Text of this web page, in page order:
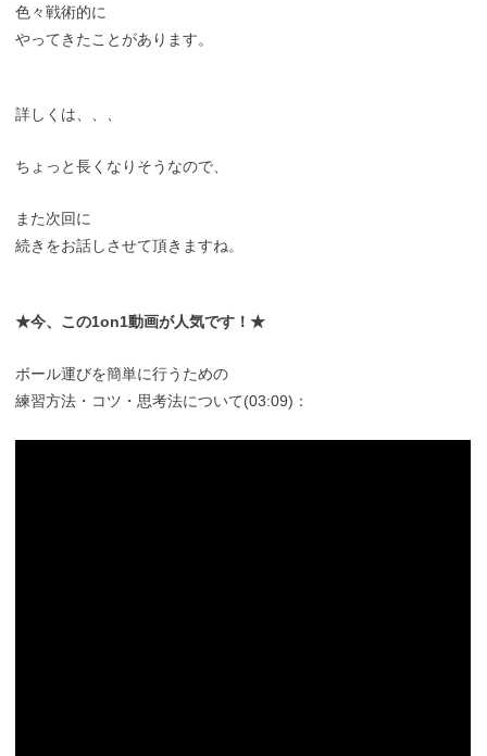
色々戦術的に
やってきたことがあります。
詳しくは、、、
ちょっと長くなりそうなので、
また次回に
続きをお話しさせて頂きますね。
★今、この1on1動画が人気です！★
ボール運びを簡単に行うための
練習方法・コツ・思考法について(03:09)：